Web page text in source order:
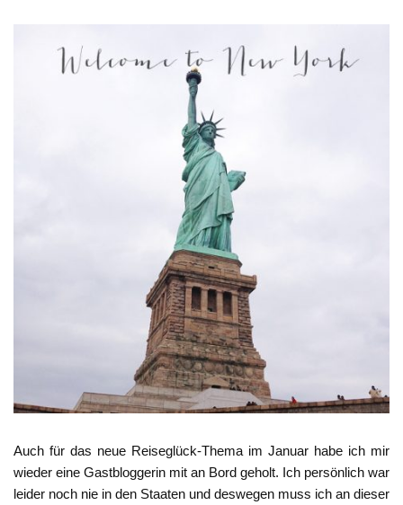
Auch für das neue Reiseglück-Thema im Januar habe ich mir
wieder eine Gastbloggerin mit an Bord geholt. Ich persönlich war
leider noch nie in den Staaten und deswegen muss ich an dieser